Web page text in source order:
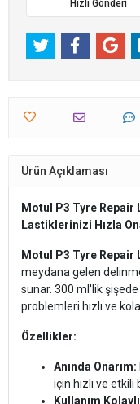
Hızlı Gönderi
Ürün Açıklaması
Motul P3 Tyre
Lastiklerinizi Hızla
Motul P3 Tyre
meydana gelen
sunar. 300 ml'lik
problemleri hızlı ve
Özellikler:
Anında Onarım:
için hızlı ve etkili
Kullanım